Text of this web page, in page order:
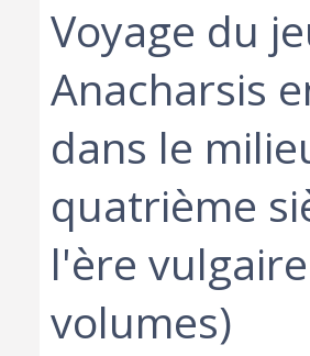
‎Voyage du
Anacharsis
dans le
quatrième
l'ère
volumes)‎